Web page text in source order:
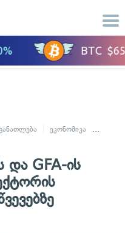
ეკონომიკა
და GFA-ის